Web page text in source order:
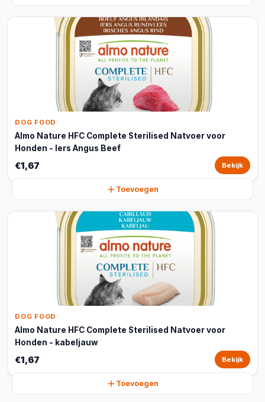
DOG FOOD
Almo Nature HFC Complete Sterilised Natvoer voor
Honden - Iers Angus Beef
€1,67 Bekijk
Toevoegen
DOG FOOD
Almo Nature HFC Complete Sterilised Natvoer voor
Honden - kabeljauw
€1,67 Bekijk
Toevoegen